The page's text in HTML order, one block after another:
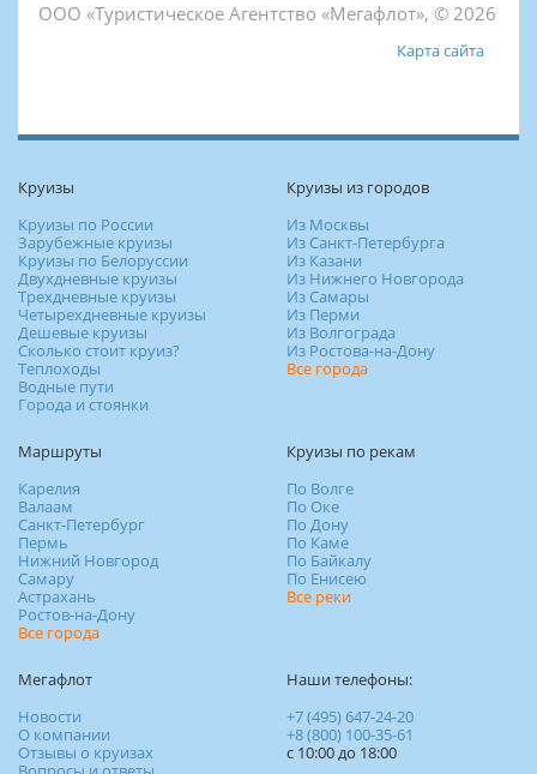
ООО «Туристическое Агентство «Мегафлот», © 2026
Карта сайта
Круизы
Круизы по России
Зарубежные круизы
Круизы по Белоруссии
Двухдневные круизы
Трехдневные круизы
Четырехдневные круизы
Дешевые круизы
Сколько стоит круиз?
Теплоходы
Водные пути
Города и стоянки
Круизы из городов
Из Москвы
Из Санкт-Петербурга
Из Казани
Из Нижнего Новгорода
Из Самары
Из Перми
Из Волгограда
Из Ростова-на-Дону
Все города
Маршруты
Карелия
Валаам
Санкт-Петербург
Пермь
Нижний Новгород
Самару
Астрахань
Ростов-на-Дону
Все города
Круизы по рекам
По Волге
По Оке
По Дону
По Каме
По Байкалу
По Енисею
Все реки
Мегафлот
Новости
О компании
Отзывы о круизах
Наши телефоны:
+7 (495) 647-24-20
+8 (800) 100-35-61
c 10:00 до 18:00